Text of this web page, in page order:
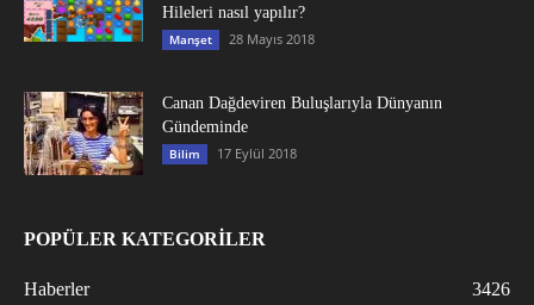
Hileleri nasıl yapılır?
Manşet 28 Mayıs 2018
Canan Dağdeviren Buluşlarıyla Dünyanın
Gündeminde
Bilim 17 Eylül 2018
POPÜLER KATEGORİLER
Haberler
3426